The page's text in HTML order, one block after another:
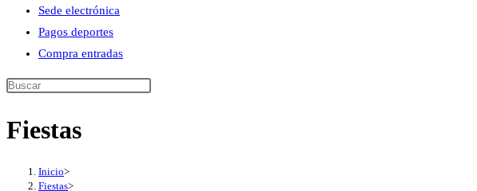
Sede electrónica
Pagos deportes
Compra entradas
Buscar
esta
Fiestas
Inicio>
Fiestas>